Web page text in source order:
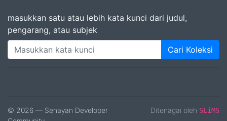
masukkan satu atau lebih kata kunci dari judul,
pengarang, atau subjek
Cari Koleksi
© 2026 — Senayan Developer
Ditenagai oleh SLiMS